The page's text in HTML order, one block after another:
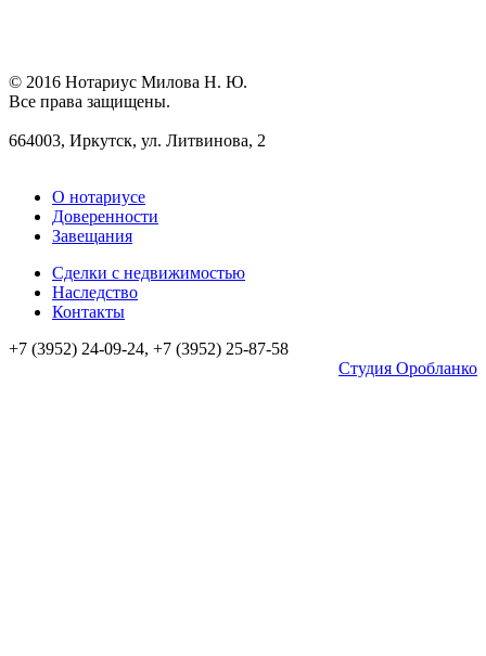
© 2016 Нотариус Милова Н. Ю.
Все права защищены.
664003, Иркутск, ул. Литвинова, 2
О нотариусе
Доверенности
Завещания
Сделки с недвижимостью
Наследство
Контакты
+7 (3952) 24-09-24, +7 (3952) 25-87-58
Студия Оробланко